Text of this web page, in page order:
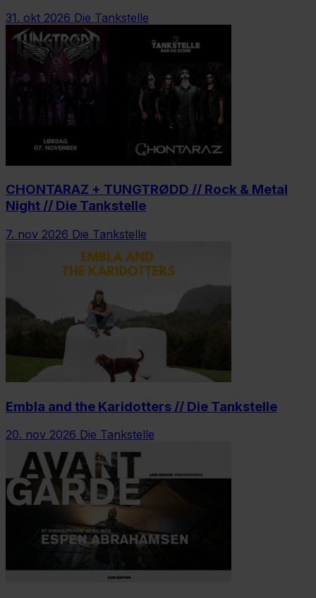
31. okt 2026 Die Tankstelle
CHONTARAZ + TUNGTRØDD // Rock & Metal
Night // Die Tankstelle
7. nov 2026 Die Tankstelle
Embla and the Karidotters // Die Tankstelle
20. nov 2026 Die Tankstelle